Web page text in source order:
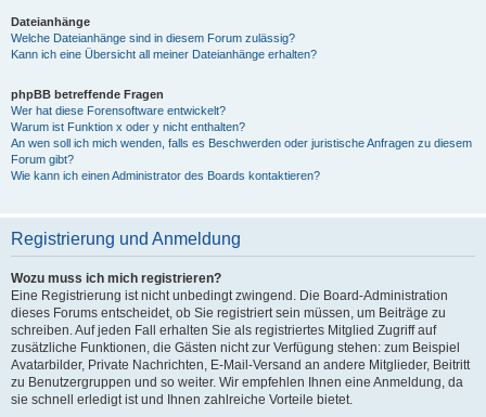
Dateianhänge
Welche Dateianhänge sind in diesem Forum zulässig?
Kann ich eine Übersicht all meiner Dateianhänge erhalten?
phpBB betreffende Fragen
Wer hat diese Forensoftware entwickelt?
Warum ist Funktion x oder y nicht enthalten?
An wen soll ich mich wenden, falls es Beschwerden oder juristische Anfragen zu diesem
Forum gibt?
Wie kann ich einen Administrator des Boards kontaktieren?
Registrierung und Anmeldung
Wozu muss ich mich registrieren?
Eine Registrierung ist nicht unbedingt zwingend. Die Board-Administration
dieses Forums entscheidet, ob Sie registriert sein müssen, um Beiträge zu
schreiben. Auf jeden Fall erhalten Sie als registriertes Mitglied Zugriff auf
zusätzliche Funktionen, die Gästen nicht zur Verfügung stehen: zum Beispiel
Avatarbilder, Private Nachrichten, E-Mail-Versand an andere Mitglieder, Beitritt
zu Benutzergruppen und so weiter. Wir empfehlen Ihnen eine Anmeldung, da
sie schnell erledigt ist und Ihnen zahlreiche Vorteile bietet.